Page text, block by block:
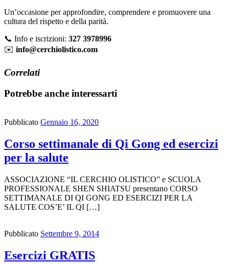
Un’occasione per approfondire, comprendere e promuovere una
cultura del rispetto e della parità.
📞 Info e iscrizioni: 327 3978996
✉️ info@cerchiolistico.com
Correlati
Potrebbe anche interessarti
Pubblicato Gennaio 16, 2020
Corso settimanale di Qi Gong ed esercizi
per la salute
ASSOCIAZIONE “IL CERCHIO OLISTICO” e SCUOLA
PROFESSIONALE SHEN SHIATSU presentano CORSO
SETTIMANALE DI QI GONG ED ESERCIZI PER LA
SALUTE COS’E’ IL QI […]
Pubblicato Settembre 9, 2014
Esercizi GRATIS